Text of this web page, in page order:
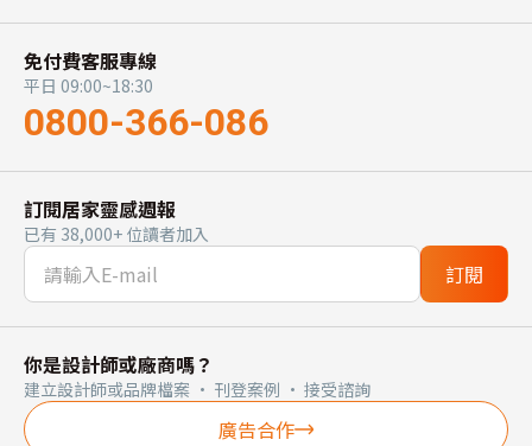
免付費客服專線
平日 09:00~18:30
0800-366-086
訂閱居家靈感週報
已有 38,000+ 位讀者加入
訂閱
你是設計師或廠商嗎？
建立設計師或品牌檔案 · 刊登案例 · 接受諮詢
廣告合作